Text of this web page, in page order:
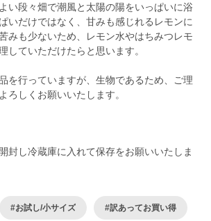
い段々畑で潮風と太陽の陽をいっぱいに浴
いだけではなく、甘みも感じれるレモンに
みも少ないため、レモン水やはちみつレモ
していただけたらと思います。
を行っていますが、生物であるため、ご理
ろしくお願いいたします。
封し冷蔵庫に入れて保存をお願いいたしま
#お試し/小サイズ #訳あってお買い得